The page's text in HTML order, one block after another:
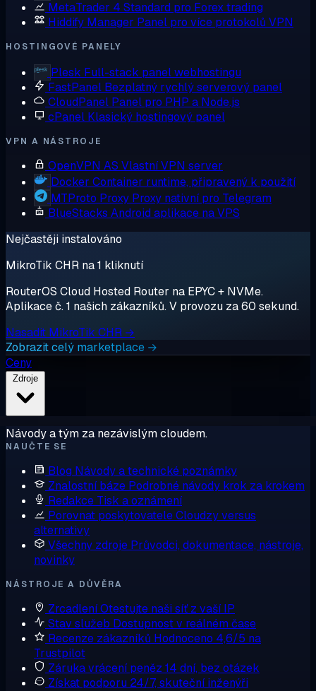
MetaTrader 4 Standard pro Forex trading
Hiddify Manager Panel pro více protokolů VPN
HOSTINGOVÉ PANELY
Plesk Full-stack panel webhostingu
FastPanel Bezplatný rychlý serverový panel
CloudPanel Panel pro PHP a Node.js
cPanel Klasický hostingový panel
VPN A NÁSTROJE
OpenVPN AS Vlastní VPN server
Docker Container runtime, připravený k použití
MTProto Proxy Proxy nativní pro Telegram
BlueStacks Android aplikace na VPS
Nejčastěji instalováno
MikroTik CHR na 1 kliknutí
RouterOS Cloud Hosted Router na EPYC + NVMe.
Aplikace č. 1 našich zákazníků. V provozu za 60 sekund.
Nasadit MikroTik CHR →
Zobrazit celý marketplace →
Ceny
Návody a tým za nezávislým cloudem.
NAUČTE SE
Blog Návody a technické poznámky
Znalostní báze Podrobné návody krok za krokem
Redakce Tisk a oznámení
Porovnat poskytovateleCloudzy versus
alternativy
Všechny zdroje Průvodci, dokumentace, nástroje,
novinky
NÁSTROJE A DŮVĚRA
ZrcadleníOtestujte naši síť z vaší IP
Stav služeb Dostupnost v reálném čase
Recenze zákazníků Hodnoceno 4,6/5 na
Trustpilot
Záruka vrácení peněz 14 dní, bez otázek
Získat podporu 24/7, skuteční inženýři